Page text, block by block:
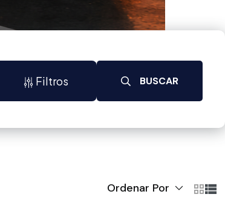
Filtros BUSCAR
Ordenar Por